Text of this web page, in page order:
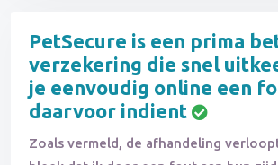
PetSecure is een prima
verzekering die snel
je eenvoudig online een
daarvoor indient
Zoals vermeld, de afhandeling